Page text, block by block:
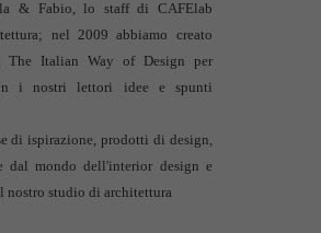
& Fabio, lo staff di CAFElab
; nel 2009 abbiamo creato
The Italian Way of Design per
i nostri lettori idee e spunti
di ispirazione, prodotti di design,
dal mondo dell'interior design e
nostro studio di architettura